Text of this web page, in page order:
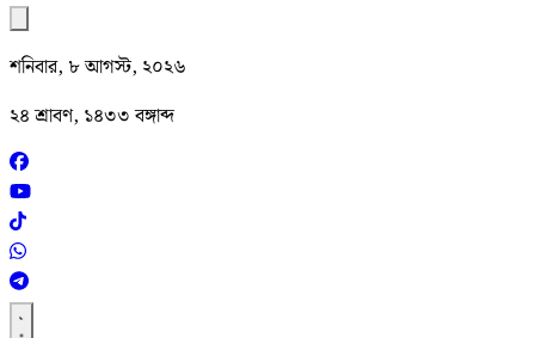
শনিবার, ৮ আগস্ট, ২০২৬
২৪ শ্রাবণ, ১৪৩৩ বঙ্গাব্দ